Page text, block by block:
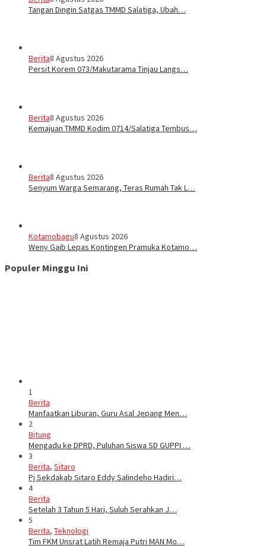
Tangan Dingin Satgas TMMD Salatiga, Ubah…
Berita8 Agustus 2026
Persit Korem 073/Makutarama Tinjau Langs…
Berita8 Agustus 2026
Kemajuan TMMD Kodim 0714/Salatiga Tembus…
Berita8 Agustus 2026
Senyum Warga Semarang, Teras Rumah Tak L…
Kotamobagu8 Agustus 2026
Weny Gaib Lepas Kontingen Pramuka Kotamo…
Populer Minggu Ini
1
Berita
Manfaatkan Liburan, Guru Asal Jepang Men…
2
Bitung
Mengadu ke DPRD, Puluhan Siswa SD GUPPI …
3
Berita, Sitaro
Pj Sekdakab Sitaro Eddy Salindeho Hadiri…
4
Berita
Setelah 3 Tahun 5 Hari, Suluh Serahkan J…
5
Berita, Teknologi
Tim FKM Unsrat Latih Remaja Putri MAN Mo…